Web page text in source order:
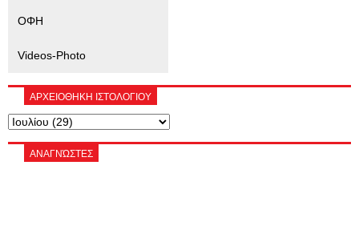
ΟΦΗ
Videos-Photo
ΑΡΧΕΙΟΘΗΚΗ ΙΣΤΟΛΟΓΙΟΥ
ΑΝΑΓΝΏΣΤΕΣ